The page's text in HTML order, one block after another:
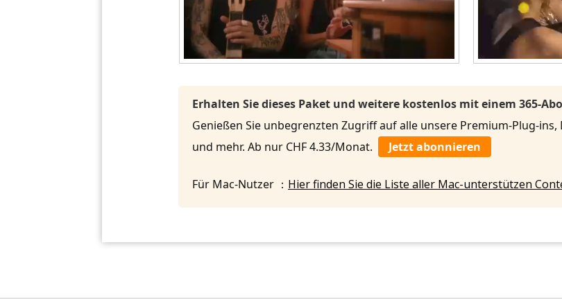
Erhalten Sie dieses Paket und weitere kostenlos mit einem 365-
Genießen Sie unbegrenzten Zugriff auf alle unsere Premium-Plug-ins,
und mehr. Ab nur CHF 4.33/Monat.
Jetzt abonnieren
Für Mac-Nutzer ： Hier finden Sie die Liste aller Mac-unterstützen